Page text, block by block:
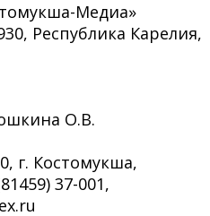
Медиа»
Республика Карелия,
О.В.
г. Костомукша,
37-001,